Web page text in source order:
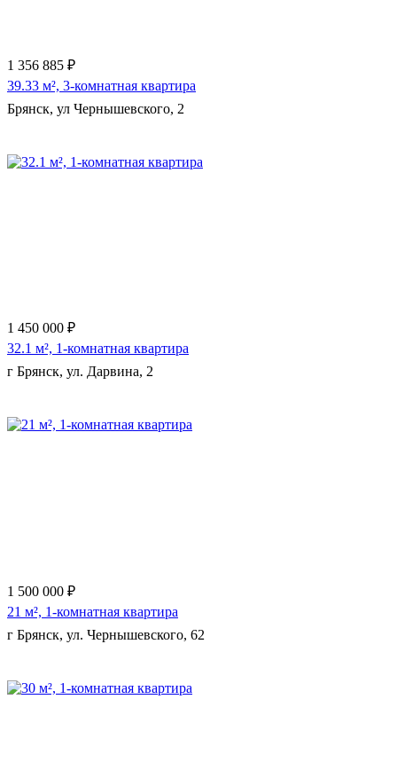
1 356 885 ₽
39.33 м², 3-комнатная квартира
Брянск, ул Чернышевского, 2
1 450 000 ₽
32.1 м², 1-комнатная квартира
г Брянск, ул. Дарвина, 2
1 500 000 ₽
21 м², 1-комнатная квартира
г Брянск, ул. Чернышевского, 62